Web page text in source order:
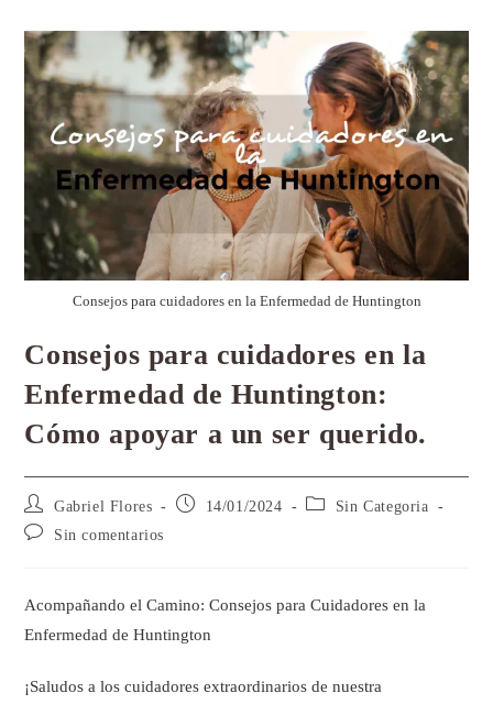
Consejos para cuidadores en la Enfermedad de Huntington
Consejos para cuidadores en la
Enfermedad de Huntington:
Cómo apoyar a un ser querido.
Gabriel Flores 14/01/2024
Sin Categoria
Sin comentarios
Acompañando el Camino: Consejos para Cuidadores en la
Enfermedad de Huntington
¡Saludos a los cuidadores extraordinarios de nuestra